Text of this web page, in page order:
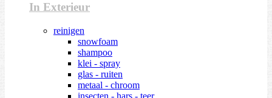
In Exterieur
reinigen
snowfoam
shampoo
klei - spray
glas - ruiten
metaal - chroom
insecten - hars - teer